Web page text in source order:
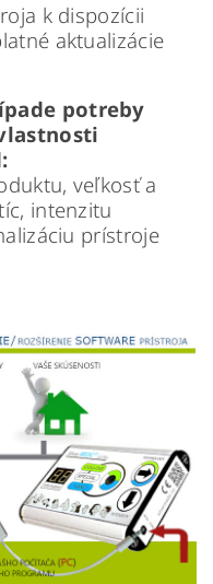
k dispozícii
aktualizácie
potreby
veľkosť a
intenzitu
prístroje